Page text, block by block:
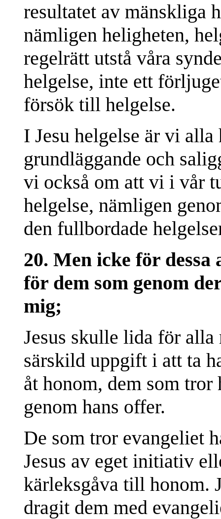
resultatet av mänskliga
nämligen heligheten,
regelrätt utstå våra
helgelse, inte ett
försök till helgelse.
I Jesu helgelse är vi alla
grundläggande och
vi också om att vi i vår
helgelse, nämligen
den fullbordade
20. Men icke för
för dem som genom
mig;
Jesus skulle lida för alla
särskild uppgift i att ta
åt honom, dem som
genom hans offer.
De som tror evangeliet
Jesus av eget initiativ
kärleksgåva till honom.
dragit dem med